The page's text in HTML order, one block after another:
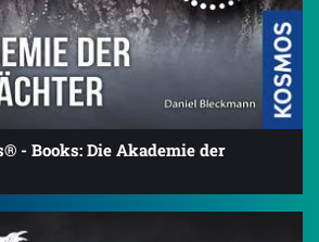
- Books: Die Akademie der